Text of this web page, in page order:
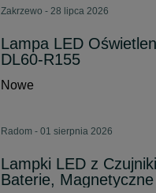
Zakrzewo - 28 lipca 2026
Lampa LED
DL60-R155
Nowe
Radom - 01 sierpnia 2026
Lampki LED z
Baterie,